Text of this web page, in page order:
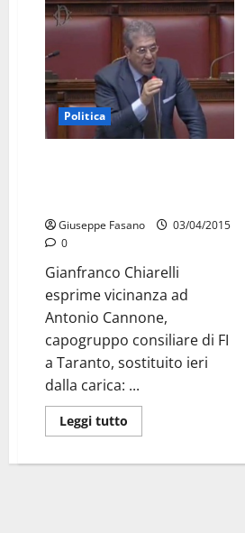
Politica
Giuseppe Fasano
03/04/2015
0
Gianfranco Chiarelli
esprime vicinanza ad
Antonio Cannone,
capogruppo consiliare di FI
a Taranto, sostituito ieri
dalla carica: ...
Leggi tutto